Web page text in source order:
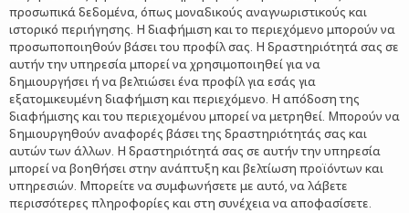
προσωπικά δεδομένα, όπως μοναδικούς αναγνωριστικούς και
ιστορικό περιήγησης. Η διαφήμιση και το περιεχόμενο μπορούν να
προσωποποιηθούν βάσει του προφίλ σας. Η δραστηριότητά σας σε
αυτήν την υπηρεσία μπορεί να χρησιμοποιηθεί για να
δημιουργήσει ή να βελτιώσει ένα προφίλ για εσάς για
εξατομικευμένη διαφήμιση και περιεχόμενο. Η απόδοση της
διαφήμισης και του περιεχομένου μπορεί να μετρηθεί. Μπορούν να
δημιουργηθούν αναφορές βάσει της δραστηριότητάς σας και
αυτών των άλλων. Η δραστηριότητά σας σε αυτήν την υπηρεσία
μπορεί να βοηθήσει στην ανάπτυξη και βελτίωση προϊόντων και
υπηρεσιών. Μπορείτε να συμφωνήσετε με αυτό, να λάβετε
περισσότερες πληροφορίες και στη συνέχεια να αποφασίσετε.